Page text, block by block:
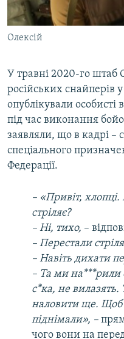
Олексій
У травні 2020-го штаб
російських снайперів
опублікували особисті
під час виконання
заявляли, що в кадрі –
спеціального
Федерації.
– «Привіт,
стріляє?
– Ні, тихо, –
– Перестали
– Навіть дихати
– Та ми на***рили
с*ка, не вилазять.
наловити ще. Щоб
піднімали», –
чого вони на